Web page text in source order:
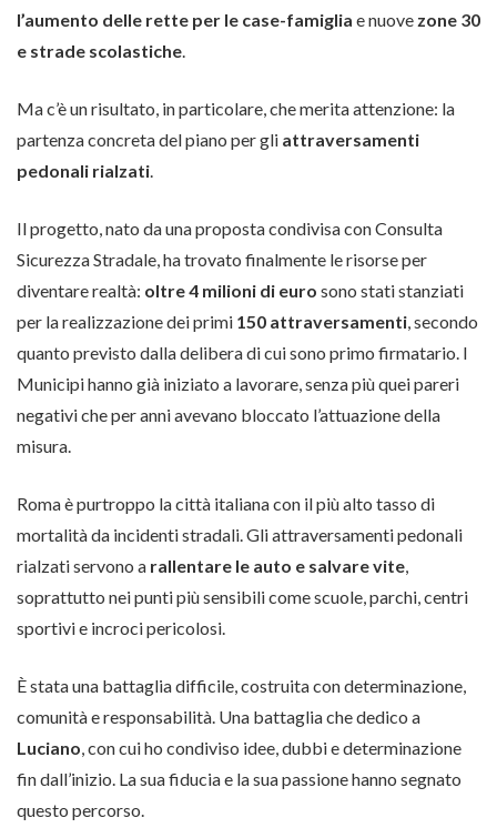
l’aumento delle rette per le case-famiglia e nuove zone 30
e strade scolastiche
Ma c’è un risultato, in particolare, che merita attenzione: la
partenza concreta del piano per gli attraversamenti
pedonali rialzati
Il progetto, nato da una proposta condivisa con Consulta
Sicurezza Stradale, ha trovato finalmente le risorse per
diventare realtà: oltre 4 milioni di euro sono stati stanziati
per la realizzazione dei primi 150 attraversamenti , secondo
quanto previsto dalla delibera di cui sono primo firmatario. I
Municipi hanno già iniziato a lavorare, senza più quei pareri
negativi che per anni avevano bloccato l’attuazione della
misura.
Roma è purtroppo la città italiana con il più alto tasso di
mortalità da incidenti stradali. Gli attraversamenti pedonali
rialzati servono a rallentare le auto e salvare vite
soprattutto nei punti più sensibili come scuole, parchi, centri
sportivi e incroci pericolosi.
È stata una battaglia difficile, costruita con determinazione,
comunità e responsabilità. Una battaglia che dedico a
Luciano , con cui ho condiviso idee, dubbi e determinazione
fin dall’inizio. La sua fiducia e la sua passione hanno segnato
questo percorso.